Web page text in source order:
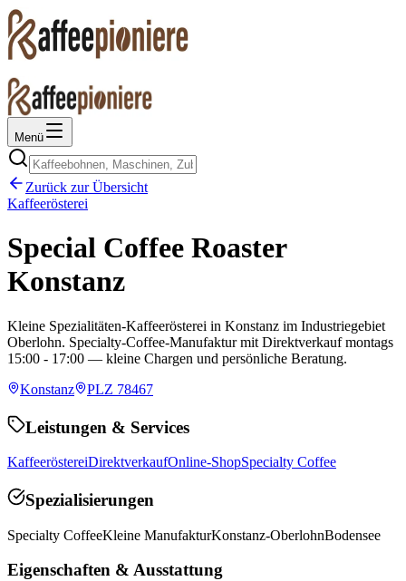
Menü
Zurück zur Übersicht
Kaffeerösterei
Special Coffee Roaster
Konstanz
Kleine Spezialitäten-Kaffeerösterei in Konstanz im Industriegebiet
Oberlohn. Specialty-Coffee-Manufaktur mit Direktverkauf montags
15:00 - 17:00 — kleine Chargen und persönliche Beratung.
Konstanz
PLZ 78467
Leistungen & Services
KaffeeröstereiDirektverkaufOnline-ShopSpecialty Coffee
Spezialisierungen
Specialty CoffeeKleine ManufakturKonstanz-OberlohnBodensee
Eigenschaften & Ausstattung